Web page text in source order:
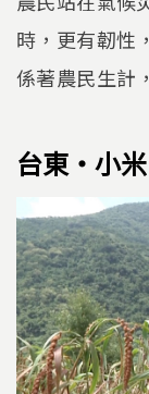
時，更有韌性
係著農民生計
台東‧小